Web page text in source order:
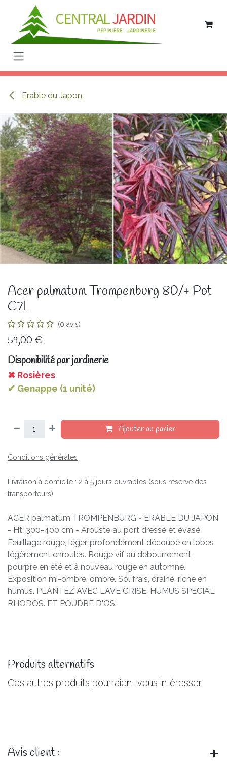
Se rendre au contenu
Erable du Japon
Acer palmatum Trompenburg 80/+ Pot
C7L
(0 avis)
59,00 €
Disponibilité par jardinerie
✖ Rosières
✔ Genappe (1 unité)
Ajouter au panier
Conditions générales
Livraison à domicile : 2 à 5 jours ouvrables (sous réserve des
transporteurs)
ACER palmatum TROMPENBURG - ERABLE DU JAPON
- Ht: 300-400 cm - Arbuste au port dressé et évasé.
Feuillage rouge, léger, profondément découpé en lobes
légèrement enroulés. Rouge vif au débourrement,
pourpre en été et à nouveau rouge en automne.
Exposition mi-ombre, ombre. Sol frais, drainé, riche en
humus. PLANTEZ AVEC LAVE GRISE, HUMUS SPECIAL
RHODOS. ET POUDRE D'OS.
Produits alternatifs
Ces autres produits pourraient vous intéresser
Avis client :